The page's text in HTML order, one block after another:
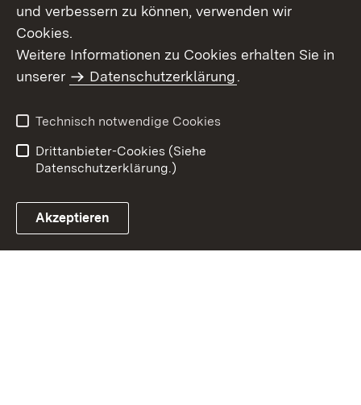
und verbessern zu können, verwenden wir
Cookies.
Weitere Informationen zu Cookies erhalten Sie in
unserer
Datenschutzerklärung.
Technisch notwendige Cookies
Drittanbieter-Cookies (Siehe
Datenschutzerklärung.)
Akzeptieren